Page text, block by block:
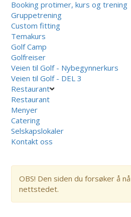
Booking protimer, kurs og trening
Gruppetrening
Custom fitting
Temakurs
Golf Camp
Golfreiser
Veien til Golf - Nybegynnerkurs
Veien til Golf - DEL 3
Restaurant
Restaurant
Menyer
Catering
Selskapslokaler
Kontakt oss
OBS! Den siden du forsøker å
nettstedet.